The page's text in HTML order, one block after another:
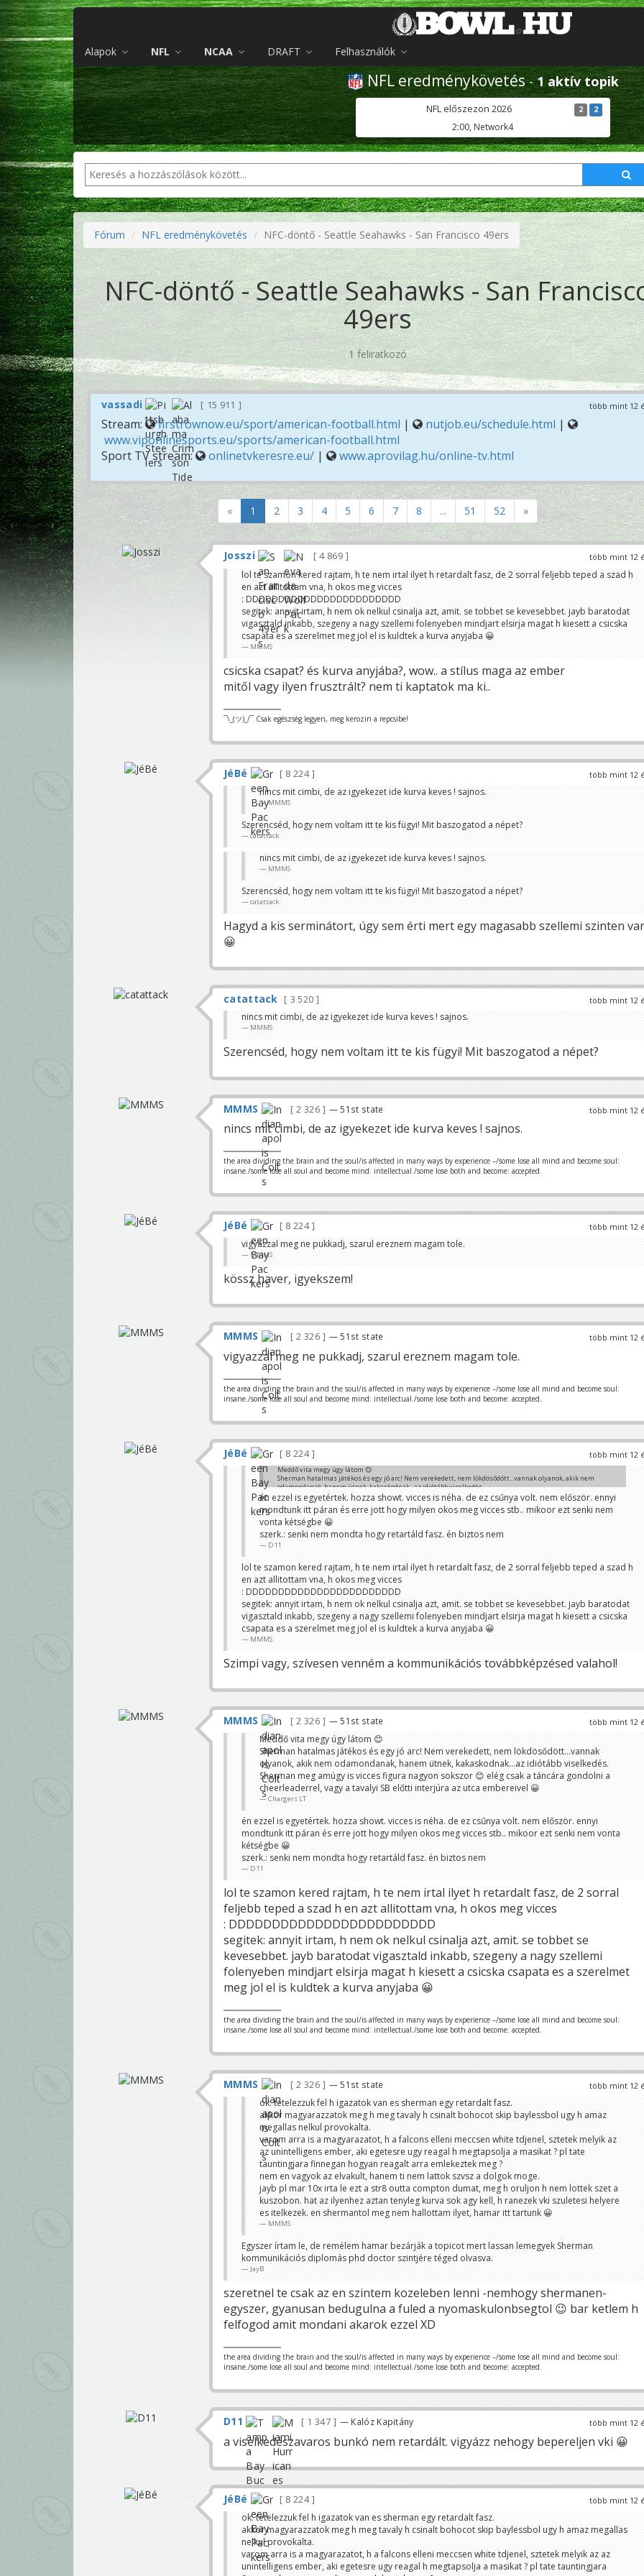
Alapok NFL NCAA DRAFT Felhasználók
NFL eredménykövetés -1 aktív topik
NFL előszezon 2026 2 2
2:00, Network4
Fórum NFL eredménykövetés NFC-döntő - Seattle Seahawks - San Francisco 49ers
NFC-döntő - Seattle Seahawks - San
49ers
1 feliratkozó
több mint 12
vassadi 15 911
Stream: firstrownow.eu/sport/american-football.html | nutjob.eu/schedule.html |
www.viponlinesports.eu/sports/american-football.html
Sport TV stream:
onlinetvkeresre.eu/ | www.aprovilag.hu/online-tv.html
« 1 2 3 4 5 6 7 8 ... 51 52 »
több mint 12
Josszi
4 869
lol te szamon kered rajtam, h te nem irtal ilyet h retardalt fasz, de 2 sorral feljebb teped a szad h
en azt allitottam vna, h okos meg vicces
: DDDDDDDDDDDDDDDDDDDDDDDD
segitek: annyit irtam, h nem ok nelkul csinalja azt, amit. se tobbet se kevesebbet. jayb baratodat
vigasztald inkabb, szegeny a nagy szellemi folenyeben mindjart elsirja magat h kiesett a csicska
csapata es a szerelmet meg jol el is kuldtek a kurva anyjaba 😀
MMMS
csicska csapat? és kurva anyjába?, wow.. a stílus maga az ember
mitől vagy ilyen frusztrált? nem ti kaptatok ma ki..
¯\_(ツ)_/¯ Csak egészség legyen, meg kerozin a repcsibe!
több mint 12
JéBé
8 224
nincs mit cimbi, de az igyekezet ide kurva keves ! sajnos.
MMMS
Szerencséd, hogy nem voltam itt te kis fügyi! Mit baszogatod a népet?
catattack
nincs mit cimbi, de az igyekezet ide kurva keves ! sajnos.
MMMS
Szerencséd, hogy nem voltam itt te kis fügyi! Mit baszogatod a népet?
catattack
Hagyd a kis serminátort, úgy sem érti mert egy magasabb szellemi szinten
😀
több mint 12
catattack
3 520
nincs mit cimbi, de az igyekezet ide kurva keves ! sajnos.
MMMS
Szerencséd, hogy nem voltam itt te kis fügyi! Mit baszogatod a népet?
több mint 12
MMMS 2 326 — 51st state
nincs mit cimbi, de az igyekezet ide kurva keves ! sajnos.
the area dividing the brain and the soul/is affected in many ways by experience –/some lose all mind and become soul:
insane./some lose all soul and become mind: intellectual./some lose both and become: accepted.
több mint 12
JéBé
8 224
vigyazzal meg ne pukkadj, szarul ereznem magam tole.
MMMS
kössz haver, igyekszem!
több mint 12
MMMS 2 326 — 51st state
vigyazzal meg ne pukkadj, szarul ereznem magam tole.
the area dividing the brain and the soul/is affected in many ways by experience –/some lose all mind and become soul:
insane./some lose all soul and become mind: intellectual./some lose both and become: accepted.
több mint 12
JéBé 8 224
Meddő vita megy úgy látom 😊
Sherman hatalmas játékos és egy jó arc! Nem verekedett, nem lökdösődött...vannak olyanok, akik nem
odamondanak, hanem ütnek, kakaskodnak...az idiótább viselkedés.
Sherman meg amúgy is vicces figura nagyon sokszor 😊 elég csak a táncára gondolni a cheerleaderrel, vagy a
tavalyi SB előtti interjúra az utca embereivel 😀
Chargers LT
én ezzel is egyetértek. hozza showt. vicces is néha. de ez csűnya volt. nem először. ennyi
mondtunk itt páran és erre jott hogy milyen okos meg vicces stb.. mikoor ezt senki nem
vonta kétségbe 😀
szerk.: senki nem mondta hogy retartáld fasz. én biztos nem
D11
lol te szamon kered rajtam, h te nem irtal ilyet h retardalt fasz, de 2 sorral feljebb teped a szad h
en azt allitottam vna, h okos meg vicces
: DDDDDDDDDDDDDDDDDDDDDDDD
segitek: annyit irtam, h nem ok nelkul csinalja azt, amit. se tobbet se kevesebbet. jayb baratodat
vigasztald inkabb, szegeny a nagy szellemi folenyeben mindjart elsirja magat h kiesett a csicska
csapata es a szerelmet meg jol el is kuldtek a kurva anyjaba 😀
MMMS
Szimpi vagy, szívesen venném a kommunikációs továbbképzésed valahol!
több mint 12
MMMS 2 326 — 51st state
Meddő vita megy úgy látom 😊
Sherman hatalmas játékos és egy jó arc! Nem verekedett, nem lökdösődött...vannak
olyanok, akik nem odamondanak, hanem ütnek, kakaskodnak...az idiótább viselkedés.
Sherman meg amúgy is vicces figura nagyon sokszor 😊 elég csak a táncára gondolni a
cheerleaderrel, vagy a tavalyi SB előtti interjúra az utca embereivel 😀
Chargers LT
én ezzel is egyetértek. hozza showt. vicces is néha. de ez csűnya volt. nem először. ennyi
mondtunk itt páran és erre jott hogy milyen okos meg vicces stb.. mikoor ezt senki nem vonta
kétségbe 😀
szerk.: senki nem mondta hogy retartáld fasz. én biztos nem
D11
lol te szamon kered rajtam, h te nem irtal ilyet h retardalt fasz, de 2 sorral
feljebb teped a szad h en azt allitottam vna, h okos meg vicces
: DDDDDDDDDDDDDDDDDDDDDDDD
segitek: annyit irtam, h nem ok nelkul csinalja azt, amit. se tobbet se
kevesebbet. jayb baratodat vigasztald inkabb, szegeny a nagy szellemi
folenyeben mindjart elsirja magat h kiesett a csicska csapata es a szerelmet
meg jol el is kuldtek a kurva anyjaba 😀
the area dividing the brain and the soul/is affected in many ways by experience –/some lose all mind and become soul:
insane./some lose all soul and become mind: intellectual./some lose both and become: accepted.
több mint 12
MMMS 2 326 — 51st state
ok. tetelezzuk fel h igazatok van es sherman egy retardalt fasz.
akkor magyarazzatok meg h meg tavaly h csinalt bohocot skip baylessbol ugy h amaz
megallas nelkul provokalta.
varom arra is a magyarazatot, h a falcons elleni meccsen white tdjenel, sztetek melyik az
az unintelligens ember, aki egetesre ugy reagal h megtapsolja a masikat ? pl tate
tauntingjara finnegan hogyan reagalt arra emlekeztek meg ?
nem en vagyok az elvakult, hanem ti nem lattok szvsz a dolgok moge.
jayb pl mar 10x irta le ezt a str8 outta compton dumat, meg h oruljon h nem lottek szet a
kuszobon. hat az ilyenhez aztan tenyleg kurva sok agy kell, h ranezek vki szuletesi helyere
es itelkezek. en shermantol meg nem hallottam ilyet, hamar itt tartunk 😀
MMMS
Egyszer írtam le, de remélem hamar bezárják a topicot mert lassan lemegyek Sherman
kommunikációs diplomás phd doctor szintjére téged olvasva.
JayB
szeretnel te csak az en szintem kozeleben lenni -nemhogy shermanen-
egyszer, gyanusan bedugulna a fuled a nyomaskulonbsegtol 😉 bar ketlem h
felfogod amit mondani akarok ezzel XD
the area dividing the brain and the soul/is affected in many ways by experience –/some lose all mind and become soul:
insane./some lose all soul and become mind: intellectual./some lose both and become: accepted.
több mint 12
D11 1 347 — Kalóz Kapitány
a viselkedészavaros bunkó nem retardált. vigyázz nehogy bepereljen vki 😀
több mint 12
JéBé
8 224
ok. tetelezzuk fel h igazatok van es sherman egy retardalt fasz.
akkor magyarazzatok meg h meg tavaly h csinalt bohocot skip baylessbol ugy h amaz megallas
nelkul provokalta.
varom arra is a magyarazatot, h a falcons elleni meccsen white tdjenel, sztetek melyik az az
unintelligens ember, aki egetesre ugy reagal h megtapsolja a masikat ? pl tate tauntingjara